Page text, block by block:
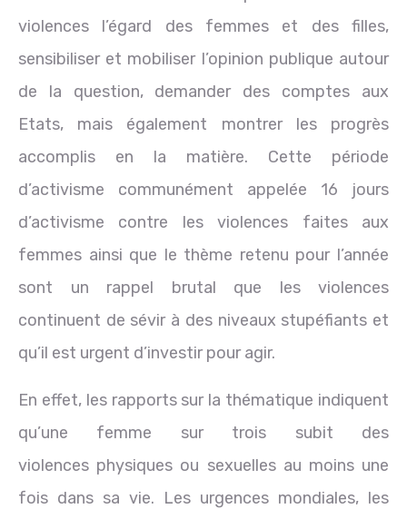
violences l’égard des femmes et des filles,
sensibiliser et mobiliser l’opinion publique autour
de la question, demander des comptes aux
Etats, mais également montrer les progrès
accomplis en la matière. Cette période
d’activisme communément appelée 16 jours
d’activisme contre les violences faites aux
femmes ainsi que le thème retenu pour l’année
sont un rappel brutal que les violences
continuent de sévir à des niveaux stupéfiants et
qu’il est urgent d’investir pour agir.
En effet, les rapports sur la thématique indiquent
qu’une femme sur trois subit des
violences physiques ou sexuelles au moins une
fois dans sa vie. Les urgences mondiales, les